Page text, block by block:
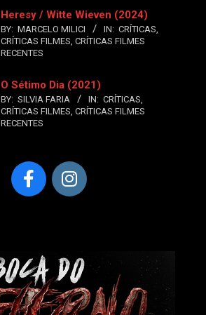
Heresy / Witte Wieven (2024)
BY: MARCELO MILICI IN: CRÍTICAS
CRÍTICAS FILMES CRÍTICAS FILMES
RECENTES
O Sétimo Dia (2021)
BY: SILVIA FARIA IN: CRÍTICAS
CRÍTICAS FILMES CRÍTICAS FILMES
RECENTES